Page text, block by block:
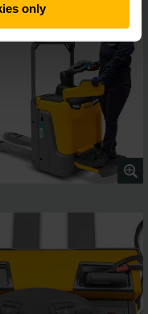
only